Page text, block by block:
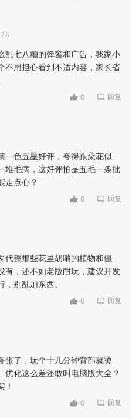
乱七八糟的弹窗和广告，我家小
不用担心看到不适内容，家长省
0 回复
一色五星好评，夸得跟朵花似
堆毛病，这好评怕是五毛一条批
走点心？
0 回复
代整那些花里胡哨的植物和僵
有，还不如老版耐玩，建议开发
别乱加东西。
0 回复
张了，玩个十几分钟背部就烫
优化这么差还敢叫电脑版大全？
！
0 回复